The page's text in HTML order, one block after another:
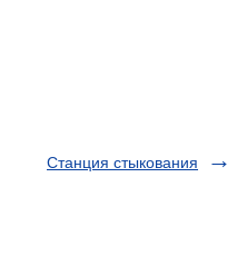
Станция стыкования